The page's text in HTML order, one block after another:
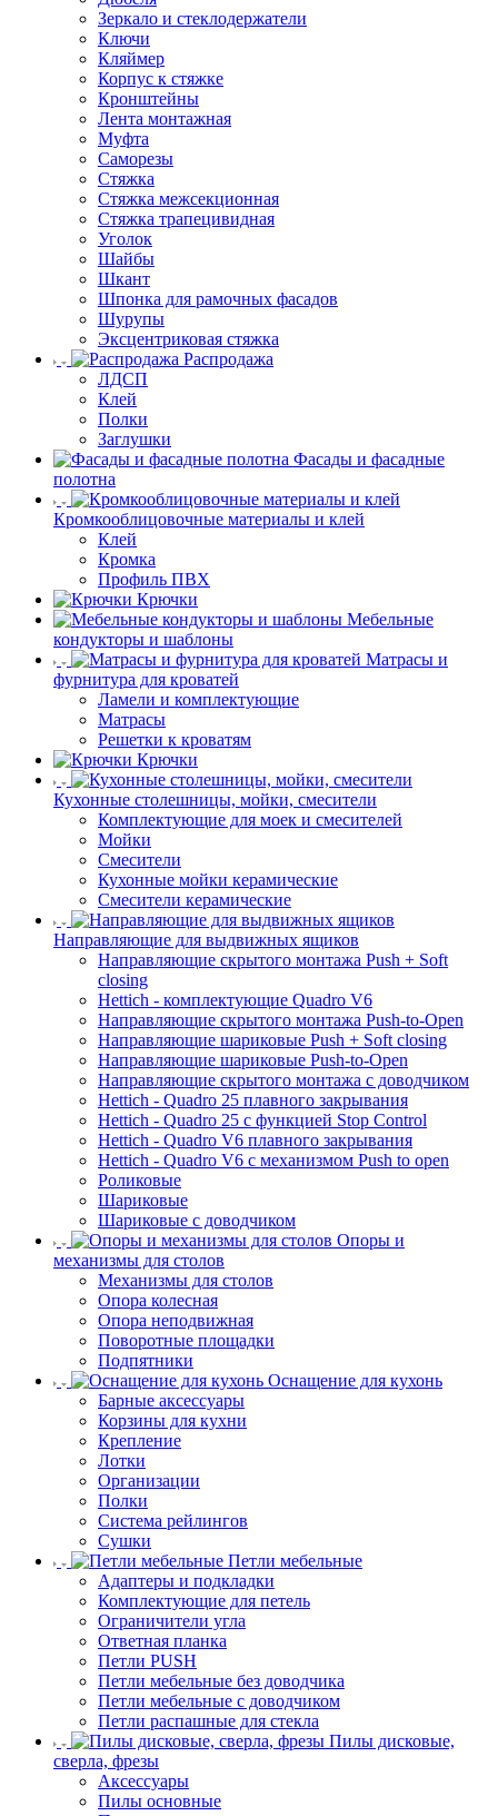
Зеркало и стеклодержатели
Ключи
Кляймер
Корпус к стяжке
Кронштейны
Лента монтажная
Муфта
Саморезы
Стяжка
Стяжка межсекционная
Стяжка трапецивидная
Уголок
Шайбы
Шкант
Шпонка для рамочных фасадов
Шурупы
Эксцентриковая стяжка
Распродажа
ЛДСП
Клей
Полки
Заглушки
Фасады и фасадные
полотна
Кромкооблицовочные материалы и клей
Клей
Кромка
Профиль ПВХ
Крючки
Мебельные
кондукторы и шаблоны
Матрасы и
фурнитура для кроватей
Ламели и комплектующие
Матрасы
Решетки к кроватям
Крючки
Кухонные столешницы, мойки, смесители
Комплектующие для моек и смесителей
Мойки
Смесители
Кухонные мойки керамические
Смесители керамические
Направляющие для выдвижных ящиков
Направляющие скрытого монтажа Push + Soft
closing
Hettich - комплектующие Quadro V6
Направляющие скрытого монтажа Push-to-Open
Направляющие шариковые Push + Soft closing
Направляющие шариковые Push-to-Open
Направляющие скрытого монтажа с доводчиком
Hettich - Quadro 25 плавного закрывания
Hettich - Quadro 25 с функцией Stop Control
Hettich - Quadro V6 плавного закрывания
Hettich - Quadro V6 с механизмом Push to open
Роликовые
Шариковые
Шариковые с доводчиком
Опоры и
механизмы для столов
Механизмы для столов
Опора колесная
Опора неподвижная
Поворотные площадки
Подпятники
Оснащение для кухонь
Барные аксессуары
Корзины для кухни
Крепление
Лотки
Организации
Полки
Система рейлингов
Сушки
Петли мебельные
Адаптеры и подкладки
Комплектующие для петель
Ограничители угла
Ответная планка
Петли PUSH
Петли мебельные без доводчика
Петли мебельные с доводчиком
Петли распашные для стекла
Пилы дисковые,
сверла, фрезы
Аксессуары
Пилы основные